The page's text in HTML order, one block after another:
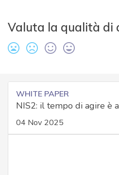
Valuta la qualità di
WHITE PAPER
NIS2: il tempo di agire è
04 Nov 2025